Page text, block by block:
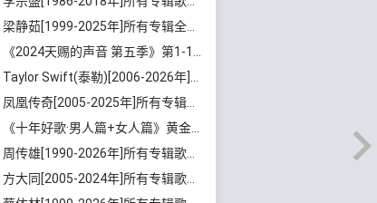
梁静茹[1999-2025年]所有专辑全部歌曲打包[无损FLAC/MP3/10.71GB]百度云网盘下载
《2024天赐的声音 第五季》第1-12期歌曲[无损FLAC/MP3]百度云网盘下载
Taylor Swift(泰勒)[2006-2026年]所有歌曲合集打包[无损FLAC/MP3/23.78GB]百度云网盘下载
凤凰传奇[2005-2025年]所有专辑歌曲合集[无损WAV/FLAC+MP3/11.62GB]百度云网盘下载
《十年好歌·男人篇+女人篇》黄金国语珍藏6CD[无损WAV/MP3/4.09GB]百度云网盘下载
周传雄[1990-2026年]所有专辑歌曲全集[无损FLAC/MP3/10GB]百度云网盘下载
方大同[2005-2024年]所有专辑歌曲合集[高品质MP3+无损FLAC/7.59GB]百度云网盘下载